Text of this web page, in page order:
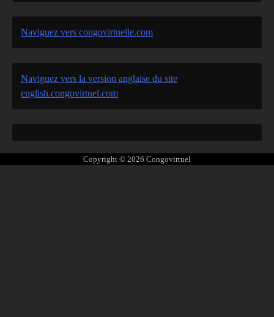
Naviguez vers congovirtuelle.com
Naviguez vers la version anglaise du site
english.congovirtuel.com
Copyright © 2026 Congovirtuel